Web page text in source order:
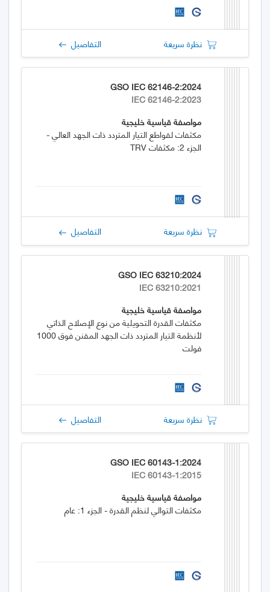
نظرة سريعة التفاصيل
GSO IEC 62146-2:2024
IEC 62146-2:2023
مواصفة قياسية خليجية
مكثفات لقواطع التيار المتردد ذات الجهد العالي -
الجزء 2: مكثفات TRV
نظرة سريعة التفاصيل
GSO IEC 63210:2024
IEC 63210:2021
مواصفة قياسية خليجية
مكثفات القدرة التحويلية من نوع الإصلاح الذاتي
لأنظمة التيار المتردد ذات الجهد المقنن فوق 1000
فولت
نظرة سريعة التفاصيل
GSO IEC 60143-1:2024
IEC 60143-1:2015
مواصفة قياسية خليجية
مكثفات التوالي لنظم القدرة - الجزء 1: عام